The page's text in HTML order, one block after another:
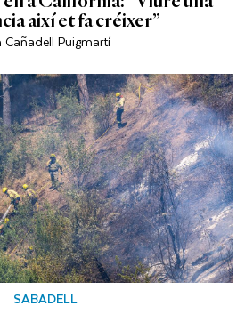
així et fa créixer”
Cañadell Puigmartí
SABADELL